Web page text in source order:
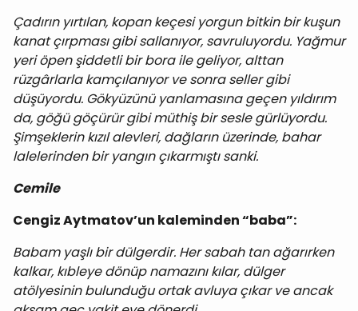
Çadırın yırtılan, kopan keçesi yorgun bitkin bir kuşun
kanat çırpması gibi sallanıyor, savruluyordu. Yağmur
yeri öpen şiddetli bir bora ile geliyor, alttan
rüzgârlarla kamçılanıyor ve sonra seller gibi
düşüyordu. Gökyüzünü yanlamasına geçen yıldırım
da, göğü göçürür gibi müthiş bir sesle gürlüyordu.
Şimşeklerin kızıl alevleri, dağların üzerinde, bahar
lalelerinden bir yangın çıkarmıştı sanki.
Cemile
Cengiz Aytmatov’un kaleminden “baba”:
Babam yaşlı bir dülgerdir. Her sabah tan ağarırken
kalkar, kıbleye dönüp namazını kılar, dülger
atölyesinin bulunduğu ortak avluya çıkar ve ancak